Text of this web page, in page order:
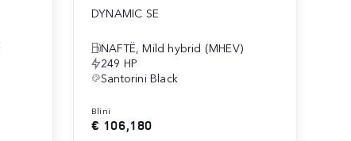
DYNAMIC SE
NAFTË, Mild hybrid (MHEV)
249 HP
Santorini Black
blini
€ 106,180